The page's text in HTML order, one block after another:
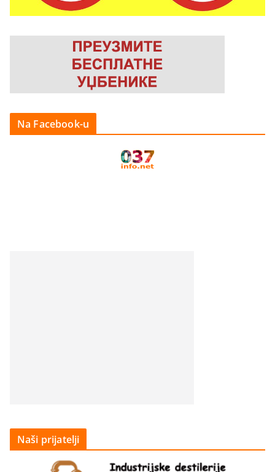
Na Facebook-u
Naši prijatelji